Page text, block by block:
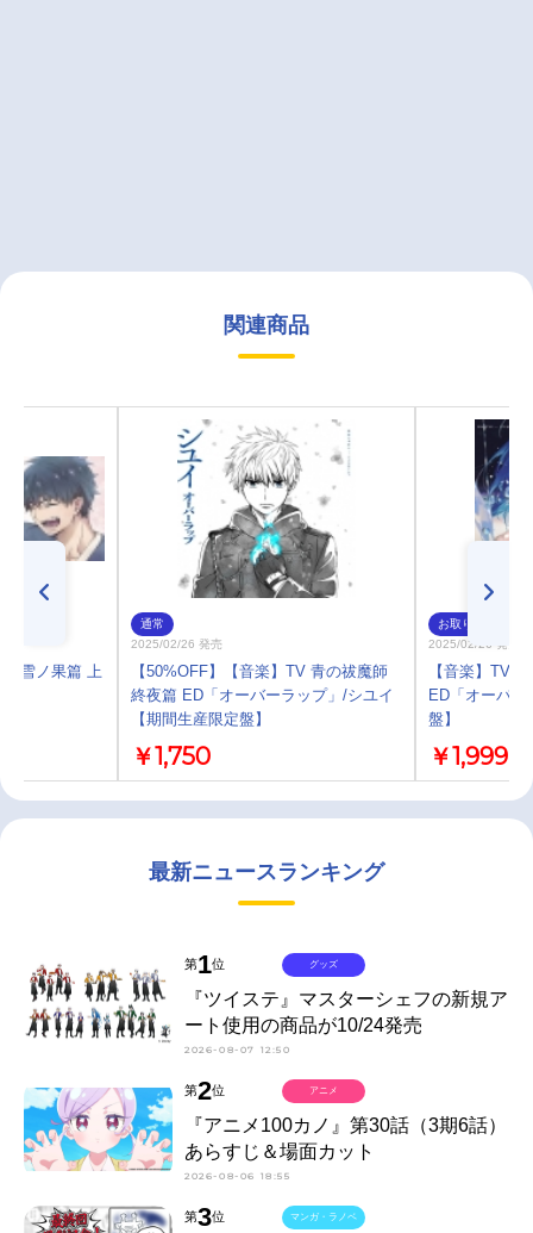
関連商品
雪ノ果篇 上
通常
2025/02/26 発売
【50%OFF】【音楽】TV 青の祓魔師
終夜篇 ED「オーバーラップ」/シユイ
【期間生産限定盤】
￥1,750
お取り寄せ
2025/02/26 発売
【音楽】TV
ED「オーバー
盤】
￥1,999
最新ニュースランキング
第1位
『ツイステ』マスターシェフの新規ア
ート使用の商品が10/24発売
2026-08-07 12:50
グッズ
第2位
『アニメ100カノ』第30話（3期6話）
あらすじ＆場面カット
2026-08-06 18:55
アニメ
第3位 マンガ・ラノベ